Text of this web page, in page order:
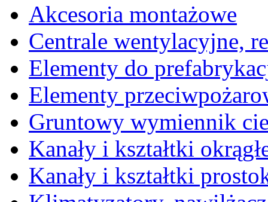
Akcesoria montażowe
Centrale wentylacyjne,
Elementy do
Elementy
Gruntowy wymiennik
Kanały i kształtki
Kanały i kształtki